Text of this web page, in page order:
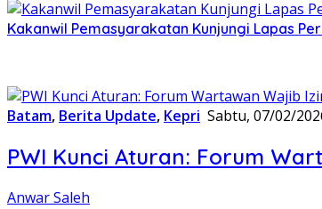
Kakanwil Pemasyarakatan Kunjungi Lapas
Batam, Berita Update, Kepri Sabtu, 07/02/
PWI Kunci Aturan: Forum
Anwar Saleh